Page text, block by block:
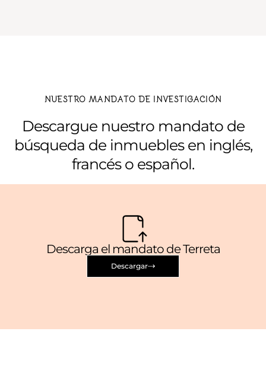
NUESTRO MANDATO DE INVESTIGACIÓN
Descargue nuestro mandato de
búsqueda de inmuebles en inglés,
francés o español.
Descarga el mandato de Terreta
Descargar